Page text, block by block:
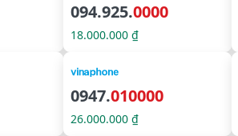
094.925.0000
18.000.000 ₫
0947.010000
26.000.000 ₫